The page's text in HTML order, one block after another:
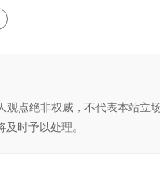
观点绝非权威，不代表本站立
时予以处理。